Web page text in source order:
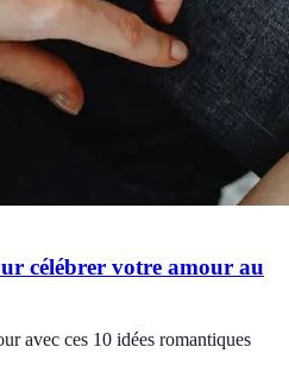
célébrer votre amour au
avec ces 10 idées romantiques